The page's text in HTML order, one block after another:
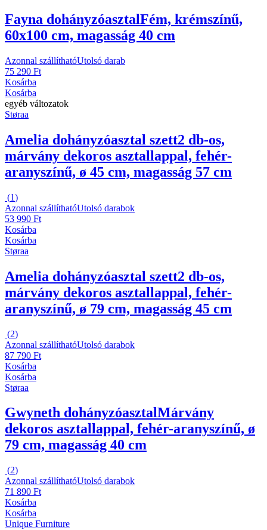
Fayna dohányzóasztalFém, krémszínű,
60x100 cm, magasság 40 cm
Azonnal szállíthatóUtolsó darab
75 290 Ft
Kosárba
Kosárba
egyéb változatok
Støraa
Amelia dohányzóasztal szett2 db-os,
márvány dekoros asztallappal, fehér-
aranyszínű, ø 45 cm, magasság 57 cm
(1)
Azonnal szállíthatóUtolsó darabok
53 990 Ft
Kosárba
Kosárba
Støraa
Amelia dohányzóasztal szett2 db-os,
márvány dekoros asztallappal, fehér-
aranyszínű, ø 79 cm, magasság 45 cm
(2)
Azonnal szállíthatóUtolsó darabok
87 790 Ft
Kosárba
Kosárba
Støraa
Gwyneth dohányzóasztalMárvány
dekoros asztallappal, fehér-aranyszínű, ø
79 cm, magasság 40 cm
(2)
Azonnal szállíthatóUtolsó darabok
71 890 Ft
Kosárba
Kosárba
Unique Furniture